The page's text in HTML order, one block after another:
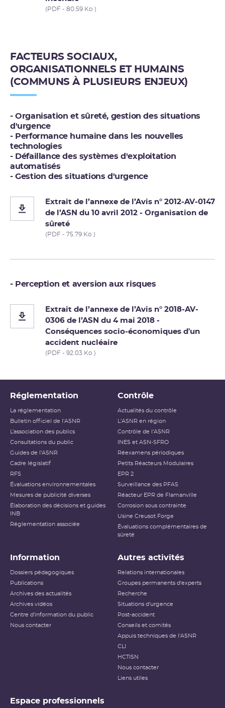
(PDF - 80.59 Ko )
FACTEURS SOCIAUX,
ORGANISATIONNELS ET HUMAINS
(COMMUNS À PLUSIEURS ENJEUX)
- Organisation et sûreté, gestion des situations
d'urgence
- Performance humaine dans les nouvelles
technologies
- Défaillance des systèmes d'exploitation
automatisés
- Gestion des situations d'urgence
Extrait de l’annexe de l’Avis n° 2012-AV-0147
de l’ASN du 10 avril 2012 - Organisation de
sûreté
(PDF - 75.79 Ko )
- Perception et aversion aux risques
Extrait de l’annexe de l’Avis n° 2018-AV-
0306 de l’ASN du 4 mai 2018 -
Conséquences socio-économiques d'un
accident nucléaire
(PDF - 92.03 Ko )
Réglementation
La réglementation
Bulletin officiel de l'ASNR
L’association des publics
Consultations du public
Guides de l'ASNR
Cadre législatif
RFS
Évaluations environnementales
Mesures de publicité diverses
Élaboration des décisions et guides
INB
Réglementation associée
Contrôle
Actualités du contrôle
L'ASNR en région
Contrôle de l'ASNR
INES et ASN-SFRO
Réexamens périodiques
Petits Réacteurs Modulaires
EPR 2
Surveillance des PFAS
Réacteur EPR de Flamanville
Corrosion sous contrainte
Usine Creusot Forge
Évaluations complémentaires de
sûreté
Information
Dossiers pédagogiques
Publications
Archives des actualités
Archives vidéos
Centre d'information du public
Nous contacter
Autres activités
Relations internationales
Groupes permanents d'experts
Recherche
Situations d'urgence
Post-accident
Conseils et comités
Appuis techniques de l'ASNR
CLI
HCTISN
Nous contacter
Liens utiles
Espace professionnels